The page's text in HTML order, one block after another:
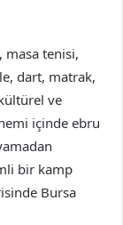
masa tenisi,
dart, matrak,
ve
içinde ebru
bir kamp
Bursa